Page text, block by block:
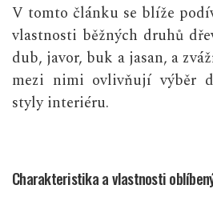
V tomto článku se blíže
vlastnosti běžných druhů
dub, javor, buk a jasan, a
mezi nimi ovlivňují výběr
styly interiéru.
Charakteristika a vlastnosti